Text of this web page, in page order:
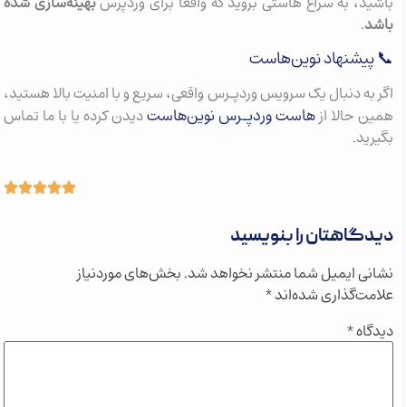
باشد.
📞 پیشنهاد نوین‌هاست
اگر به دنبال یک سرویس وردپـرس واقعی، سریع و با امنیت بالا هستید،
همین حالا ازهاست وردپـرس نوین‌هاستدیدن کرده یا با ما تماس
بگیرید.
دیدگاهتان را بنویسید
نشانی ایمیل شما منتشر نخواهد شد.بخش‌های موردنیاز
علامت‌گذاری شده‌اند*
دیدگاه*